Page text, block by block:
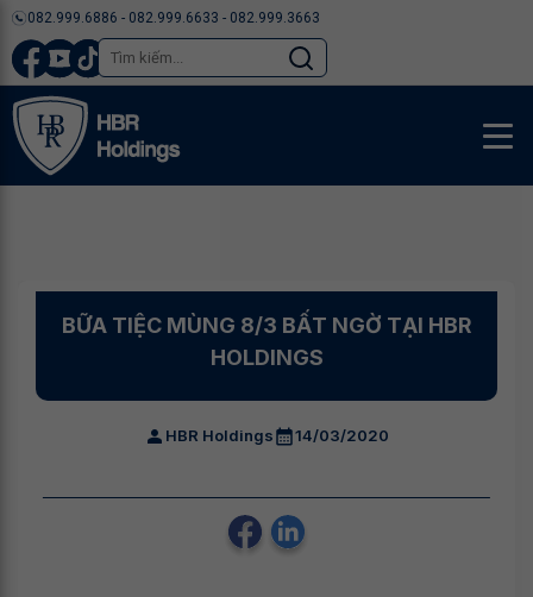
082.999.6886 - 082.999.6633 - 082.999.3663
BỮA TIỆC MÙNG 8/3 BẤT NGỜ TẠI HBR
HOLDINGS
HBR Holdings 14/03/2020